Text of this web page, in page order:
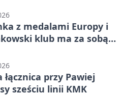
z medalami Europy i
klub ma za sobą
przy Pawiej
sześciu linii KMK